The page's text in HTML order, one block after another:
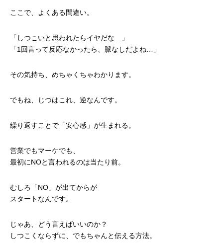
ここで、よくある間違い。
「しつこいと思われたらイヤだな…」
「1回言って反応なかったら、脈なしだよね…」
その気持ち、めちゃくちゃわかります。
でもね、じつはこれ、逆なんです。
繰り返すことで「安心感」が生まれる。
営業でもマーケでも、
最初にNOと言われるのは当たり前。
むしろ「NO」が出てからが
スタートなんです。
じゃあ、どう言えばいいのか？
しつこくならずに、でもちゃんと伝える方法。